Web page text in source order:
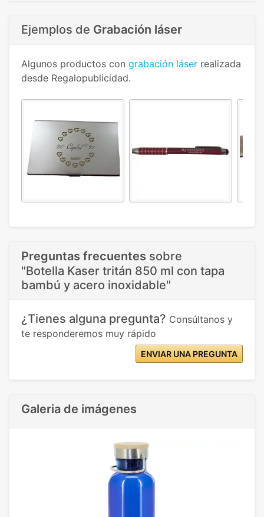
Ejemplos de Grabación láser
Algunos productos con grabación láser realizada
desde Regalopublicidad.
Preguntas frecuentes sobre
"Botella Kaser tritán 850 ml con tapa
bambú y acero inoxidable"
¿Tienes alguna pregunta? Consúltanos y
te responderemos muy rápido
ENVIAR UNA PREGUNTA
Galeria de imágenes